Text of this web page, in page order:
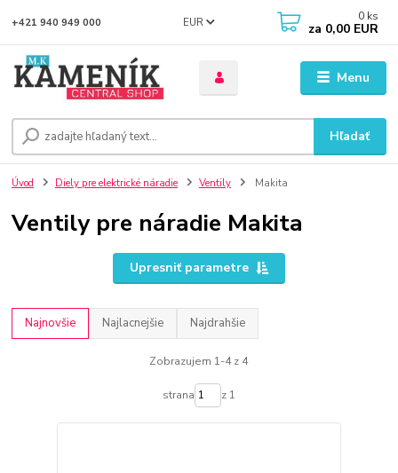
Menu
EUR
Hľadať
+421 940 949 000 0 ks
za 0,00 EUR
Úvod Diely pre elektrické náradie Ventily Makita
Ventily pre náradie Makita
Upresniť parametre
Najnovšie Najlacnejšie Najdrahšie
Zobrazujem 1-4 z 4
strana z 1